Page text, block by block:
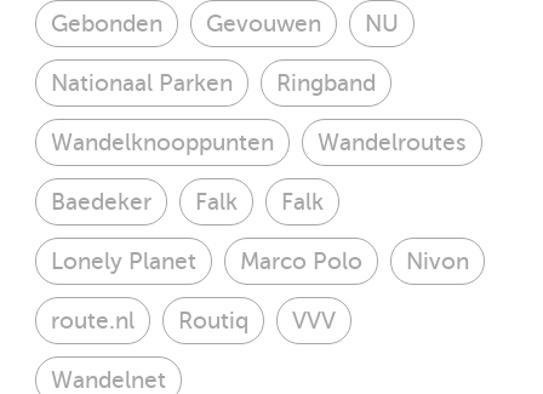
Gebonden Gevouwen NU
Nationaal Parken Ringband
Wandelknooppunten Wandelroutes
Baedeker Falk Falk
Lonely Planet Marco Polo Nivon
route.nl Routiq VVV
Wandelnet